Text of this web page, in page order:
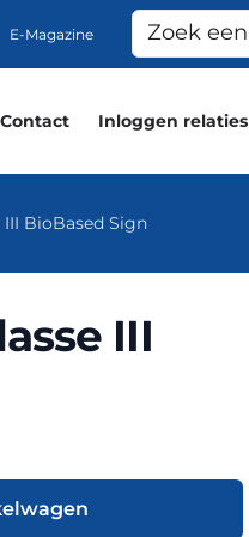
E-Magazine
Contact Inloggen relaties
BioBased Sign
III